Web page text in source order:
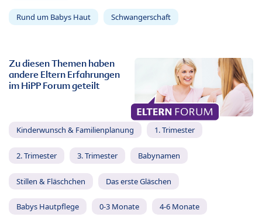
Rund um Babys Haut Schwangerschaft
Zu diesen Themen haben
andere Eltern Erfahrungen
im HiPP Forum geteilt
Kinderwunsch & Familienplanung 1. Trimester
2. Trimester 3. Trimester Babynamen
Stillen & Fläschchen Das erste Gläschen
Babys Hautpflege 0-3 Monate 4-6 Monate